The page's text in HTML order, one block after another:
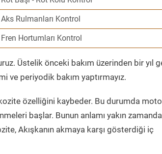
Aks Rulmanları Kontrol
Fren Hortumları Kontrol
Üstelik önceki bakım üzerinden bir yıl
ve periyodik bakım yaptırmayız.
özelliğini kaybeder. Bu durumda
başlar. Bunun anlamı yakın zamanda
Akışkanın akmaya karşı gösterdiği iç